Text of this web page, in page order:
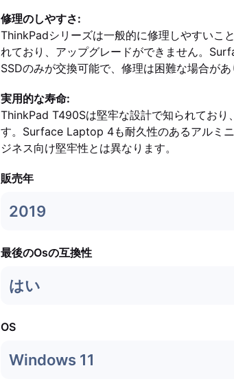
修理のしやすさ:
ThinkPadシリーズは一般的に修理しやすいこ
れており、アップグレードができません。
SSDのみが交換可能で、修理は困難な場合があ
実用的な寿命:
ThinkPad T490Sは堅牢な設計で知られており
す。Surface Laptop 4も耐久性のあるアルミ
ジネス向け堅牢性とは異なります。
販売年
2019
最後のOsの互換性
はい
OS
Windows 11